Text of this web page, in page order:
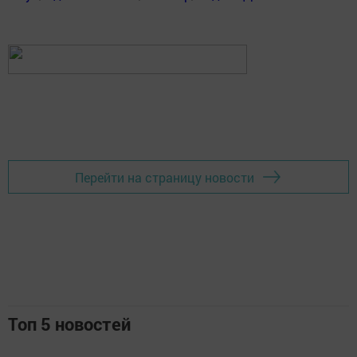
Перейти на страницу новости
Топ 5 новостей